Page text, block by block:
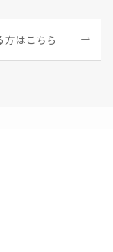
はこちら